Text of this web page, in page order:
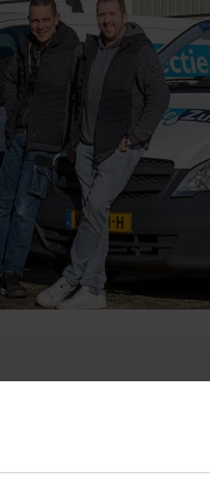
onze